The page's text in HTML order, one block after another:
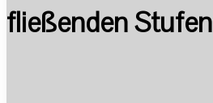
fließenden Stufen